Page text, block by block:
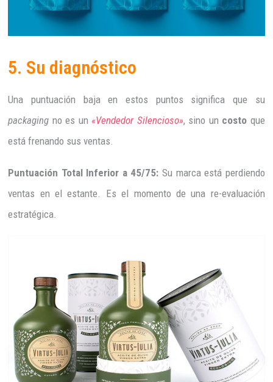
5. Su diagnóstico
Una puntuación baja en estos puntos significa que su
packaging no es un «Vendedor Silencioso», sino un costo que
está frenando sus ventas.
Puntuación Total Inferior a 45/75: Su marca está perdiendo
ventas en el estante. Es el momento de una re-evaluación
estratégica.